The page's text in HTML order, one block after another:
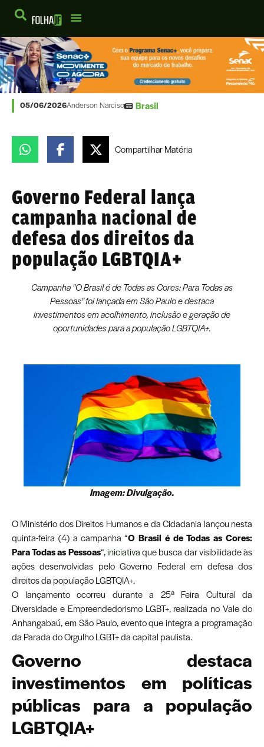
05/06/2026Anderson Narciso Brasil
CompartilharMatéria
Governo Federal lança
campanha nacional de
defesa dos direitos da
população LGBTQIA+
Campanha "O Brasil é de Todas as Cores: Para Todas as
Pessoas" foi lançada em São Paulo e destaca
investimentos em acolhimento, inclusão e geração de
oportunidades para a população LGBTQIA+.
Imagem: Divulgação.
O Ministério dos Direitos Humanos e da Cidadania lançou nesta
quinta-feira (4) a campanha “O Brasil é de Todas as Cores:
Para Todas as Pessoas“,iniciativaque busca dar visibilidade às
ações desenvolvidas pelo Governo Federal em defesa dos
direitos da população LGBTQIA+.
O lançamento ocorreu durante a 25ª Feira Cultural da
Diversidade e Empreendedorismo LGBT+, realizada no Vale do
Anhangabaú, em São Paulo, evento que integra a programação
da Parada do Orgulho LGBT+ da capital paulista.
Governo destaca
investimentos em políticas
públicas para a população
LGBTQIA+